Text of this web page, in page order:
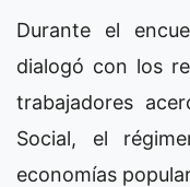
Durante el
dialogó con los
trabajadores
Social, el
economías